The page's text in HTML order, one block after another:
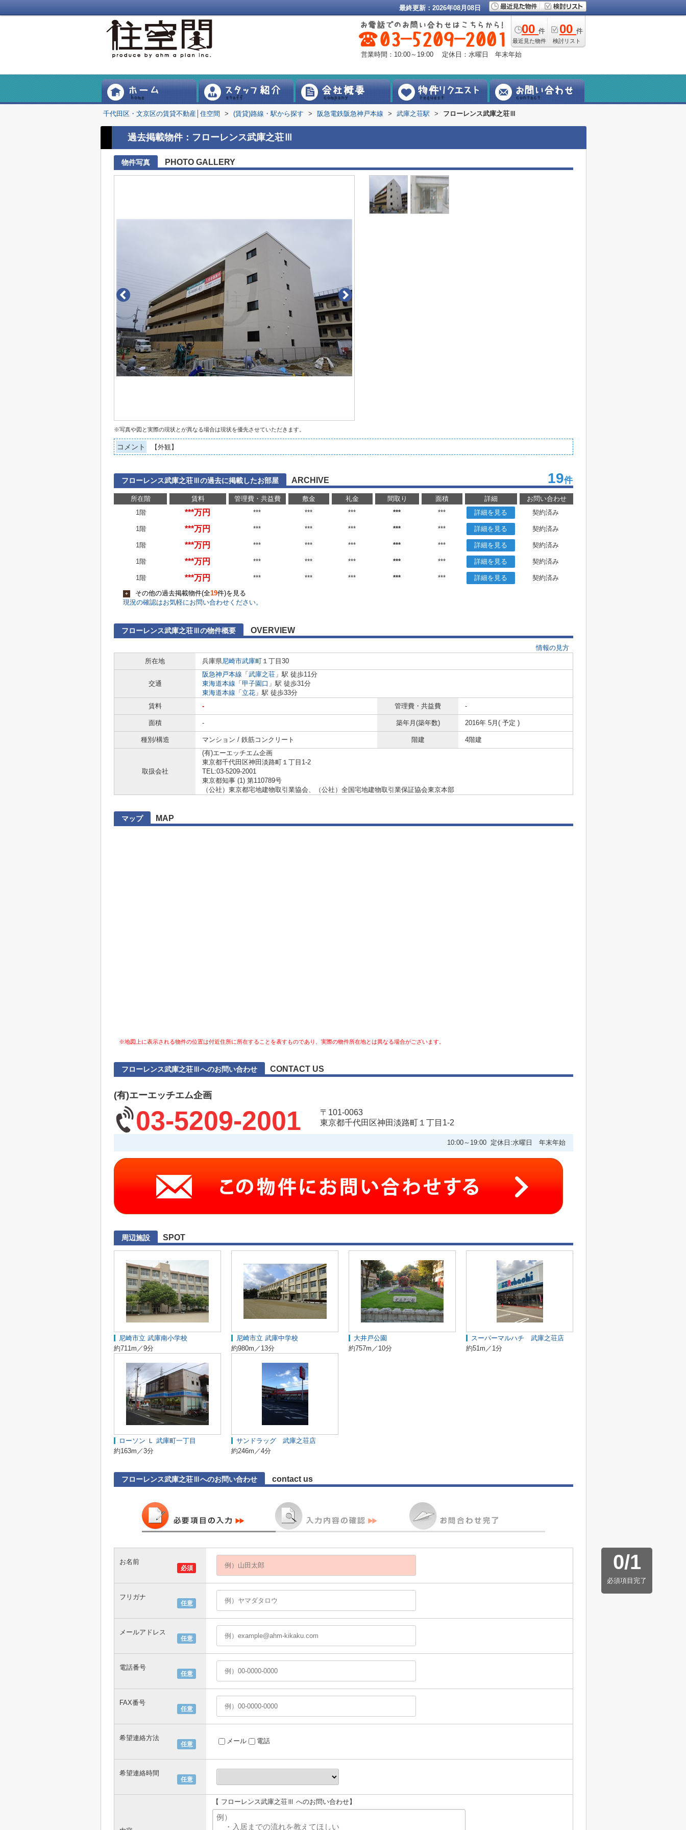
最終更新：2026年08月08日
00 件
最近見た物件
00 件
検討リスト
営業時間：10:00～19:00 定休日：水曜日 年末年始
千代田区・文京区の賃貸不動産│住空間 > (賃貸)路線・駅から探す > 阪急電鉄阪急神戸本線 > 武庫之荘駅 > フローレンス武庫之荘Ⅲ
過去掲載物件：フローレンス武庫之荘Ⅲ
物件写真 PHOTO GALLERY
※写真や図と実際の現状とが異なる場合は現状を優先させていただきます。
コメント 【外観】
フローレンス武庫之荘Ⅲの過去に掲載したお部屋 ARCHIVE 19件
所在階 賃料 管理費・共益費 敷金 礼金 間取り 面積 詳細
お問い合わせ
1階
***万円 *** *** *** *** *** 詳細を見る 契約済み
1階 ***万円 *** *** *** *** *** 詳細を見る 契約済み
1階 ***万円 *** *** *** *** *** 詳細を見る 契約済み
1階 ***万円 *** *** *** *** *** 詳細を見る 契約済み
1階 ***万円 *** *** *** *** *** 詳細を見る 契約済み
+ その他の過去掲載物件(全19件)を見る
現況の確認はお気軽にお問い合わせください。
フローレンス武庫之荘Ⅲの物件概要 OVERVIEW
情報の見方
所在地
兵庫県尼崎市武庫町 １丁目30
交通
阪急神戸本線 「 武庫之荘 」駅 徒歩11分
東海道本線 「 甲子園口 」駅 徒歩31分
東海道本線 「 立花 」駅 徒歩33分
賃料
- 管理費・共益費 -
面積 - 築年月(築年数) 2016年 5月( 予定 )
種別/構造 マンション / 鉄筋コンクリート 階建 4階建
取扱会社
(有)エーエッチエム企画
東京都千代田区神田淡路町１丁目1-2
TEL:03-5209-2001
東京都知事 (1) 第110789号
（公社）東京都宅地建物取引業協会、（公社）全国宅地建物取引業保証協会東京本部
マップ MAP
※地図上に表示される物件の位置は付近住所に所在することを表すものであり、実際の物件所在地とは異なる場合がございます。
フローレンス武庫之荘Ⅲへのお問い合わせ CONTACT US
(有)エーエッチエム企画
03-5209-2001
〒101-0063
東京都千代田区神田淡路町１丁目1-2
10:00～19:00 定休日:水曜日 年末年始
周辺施設 SPOT
尼崎市立 武庫南小学校
約711m／9分
尼崎市立 武庫中学校
約980m／13分
大井戸公園
約757m／10分
スーパーマルハチ 武庫之荘店
約51m／1分
ローソン Ｌ 武庫町一丁目
約163m／3分
サンドラッグ 武庫之荘店
約246m／4分
フローレンス武庫之荘Ⅲへのお問い合わせ contact us
0/1
必須項目完了
必須
お名前
任意
フリガナ
任意
メールアドレス
任意
電話番号
任意
FAX番号
任意
希望連絡方法 メール 電話
任意
希望連絡時間
【 フローレンス武庫之荘Ⅲ へのお問い合わせ】